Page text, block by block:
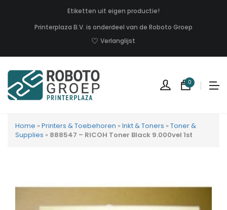
Etiketten uit eigen productie!
Printerplaza B.V. is onderdeel van de Roboto Groep
Verlanglijst
0
Home » Printers & Toebehoren » Inkt & Toners » Toner &
Supplies » 888547 – RICOH Toner Black 9.000vel 1st